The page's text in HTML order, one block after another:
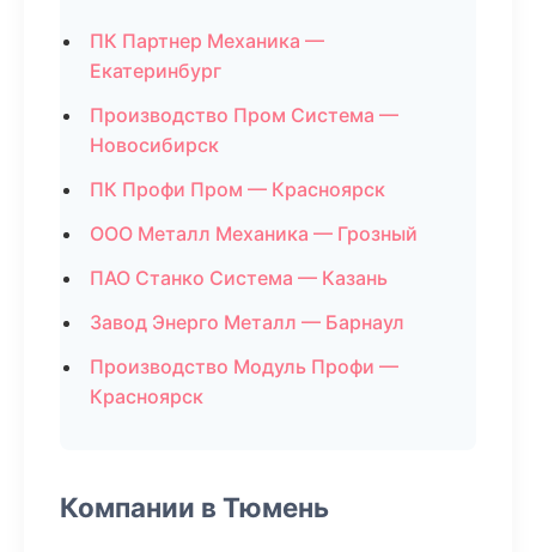
ПК Партнер Механика —
Екатеринбург
Производство Пром Система —
Новосибирск
ПК Профи Пром — Красноярск
ООО Металл Механика — Грозный
ПАО Станко Система — Казань
Завод Энерго Металл — Барнаул
Производство Модуль Профи —
Красноярск
Компании в Тюмень